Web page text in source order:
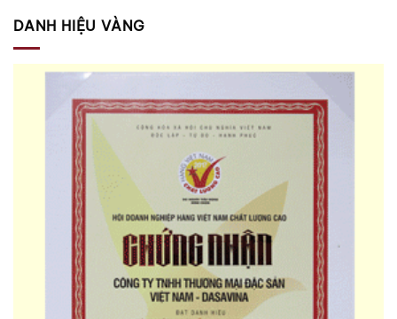
DANH HIỆU VÀNG